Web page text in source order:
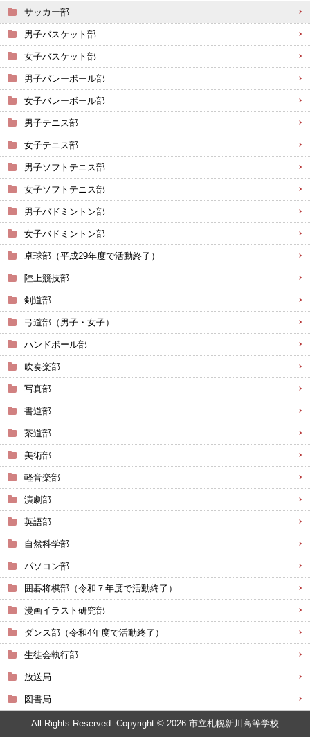
サッカー部
男子バスケット部
女子バスケット部
男子バレーボール部
女子バレーボール部
男子テニス部
女子テニス部
男子ソフトテニス部
女子ソフトテニス部
男子バドミントン部
女子バドミントン部
卓球部（平成29年度で活動終了）
陸上競技部
剣道部
弓道部（男子・女子）
ハンドボール部
吹奏楽部
写真部
書道部
茶道部
美術部
軽音楽部
演劇部
英語部
自然科学部
パソコン部
囲碁将棋部（令和７年度で活動終了）
漫画イラスト研究部
ダンス部（令和4年度で活動終了）
生徒会執行部
放送局
図書局
All Rights Reserved. Copyright © 2026 市立札幌新川高等学校